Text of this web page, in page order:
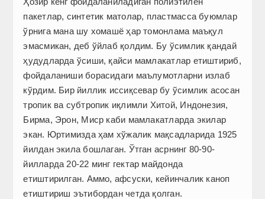
пакетлар, синтетик матолар, пластмасса буюмлар
ўрнига мана шу хомашё ҳар томонлама маъқул
эмасмикан, деб ўйлаб қолдим. Бу ўсимлик қандай
ҳудудларда ўсиши, қайси мамлакатлар етиштириб,
фойдаланиши борасидаги маълумотларни излаб
кўрдим. Бир йиллик иссиқсевар бу ўсимлик асосан
тропик ва субтропик иқлимли Хитой, Индонезия,
Бирма, Эрон, Миср каби мамлакатларда экилар
экан. Юртимизда ҳам хўжалик мақсадларида 1925
йилдан экила бошлаган. Ўтган асрнинг 80-90-
йилларда 20-22 минг гектар майдонда
етиштирилган. Аммо, афсуски, кейинчалик каноп
етиштириш эътибордан четда қолган.